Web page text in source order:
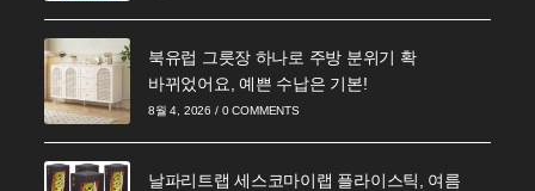
북유럽 그릇장 하나로 주방 분위기 확
바뀌었어요, 예쁜 수납은 기본!
8월 4, 2026 / 0 COMMENTS
날파리트랩 세스코마이랩 플라이스틱, 여름